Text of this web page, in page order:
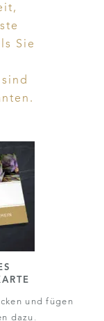
Sie
und fügen
dazu.